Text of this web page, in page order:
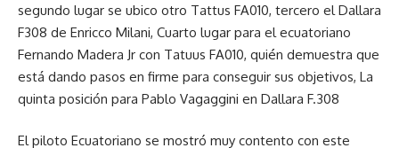
segundo lugar se ubico otro Tattus FA010, tercero el Dallara
F308 de Enricco Milani, Cuarto lugar para el ecuatoriano
Fernando Madera Jr con Tatuus FA010, quién demuestra que
está dando pasos en firme para conseguir sus objetivos, La
quinta posición para Pablo Vagaggini en Dallara F.308
El piloto Ecuatoriano se mostró muy contento con este